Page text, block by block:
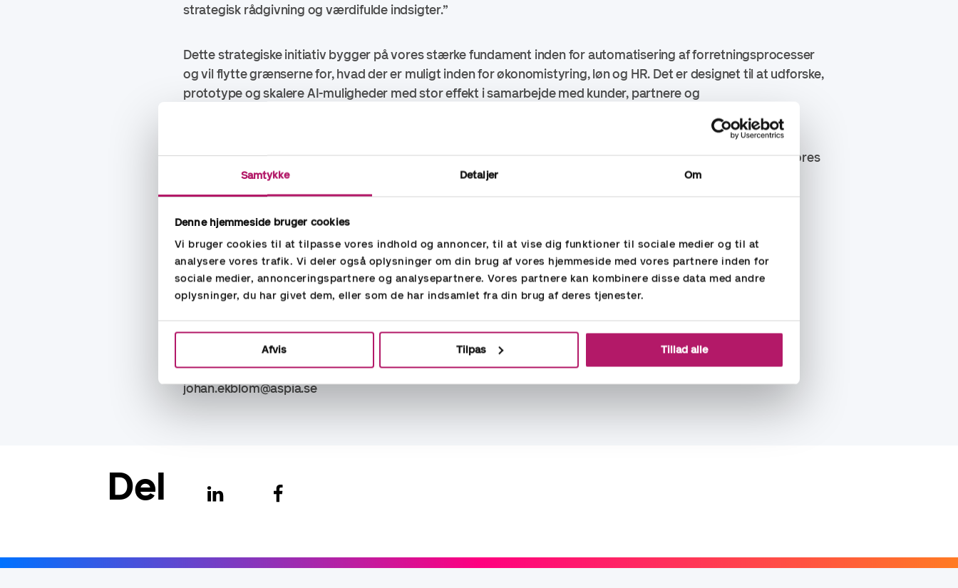
Samtykke Detaljer Om
Denne hjemmeside bruger cookies
Vi bruger cookies til at tilpasse vores indhold og annoncer, til at vise dig funktioner til sociale medier og til at
analysere vores trafik. Vi deler også oplysninger om din brug af vores hjemmeside med vores partnere inden for
sociale medier, annonceringspartnere og analysepartnere. Vores partnere kan kombinere disse data med andre
oplysninger, du har givet dem, eller som de har indsamlet fra din brug af deres tjenester.
Afvis Tilpas Tillad alle
strategisk rådgivning og værdifulde indsigter.”
Dette strategiske initiativ bygger på vores stærke fundament inden for automatisering af forretningsprocesser
og vil flytte grænserne for, hvad der er muligt inden for økonomistyring, løn og HR. Det er designet til at udforske,
prototype og skalere AI-muligheder med stor effekt i samarbejde med kunder, partnere og
Efterhånden som initiativet udvikler sig, vil vi fortsat dele, hvordan AI Next skaber effektfulde løsninger for vores
kunder og interessenter.
Mere information:
Ola Gunnarsson, CEO
Aspia Group
ola.gunnarsson@aspia.se
Johan Ekblom, CIO
Aspia Group
johan.ekblom@aspia.se
Del